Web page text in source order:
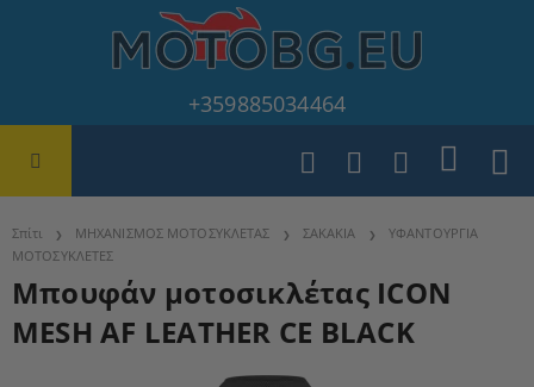
+359885034464
Σπίτι ΜΗΧΑΝΙΣΜΟΣ ΜΟΤΟΣΥΚΛΕΤΑΣ ΣΑΚΑΚΙΑ
ΥΦΑΝΤΟΥΡΓΙΑ
ΜΟΤΟΣΥΚΛΕΤΕΣ
Μπουφάν μοτοσικλέτας ICON
MESH AF LEATHER CE BLACK